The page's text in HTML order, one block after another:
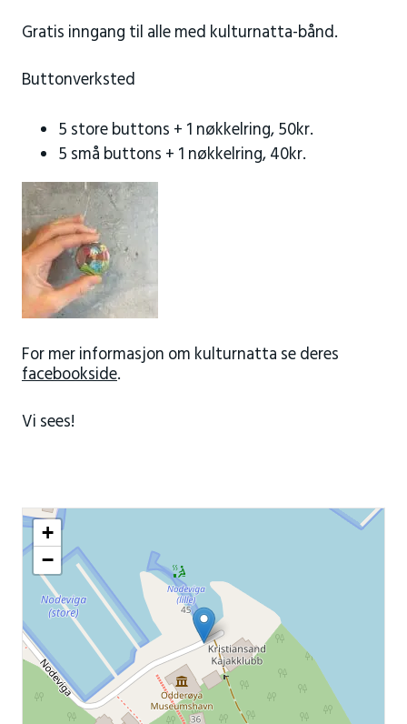
Gratis inngang til alle med kulturnatta-bånd.
Buttonverksted
5 store buttons + 1 nøkkelring, 50kr.
5 små buttons + 1 nøkkelring, 40kr.
For mer informasjon om kulturnatta se deres
facebookside.
Vi sees!
+
−